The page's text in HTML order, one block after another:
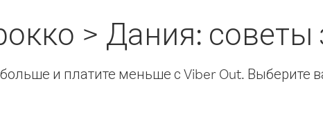
> Дания:
и платите меньше с Viber Out. Выберите